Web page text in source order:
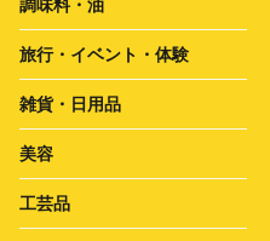
調味料・油
旅行・イベント・体験
雑貨・日用品
美容
工芸品